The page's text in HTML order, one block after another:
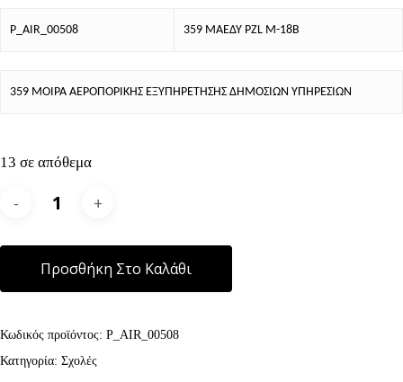
P_AIR_00508 359 ΜΑΕΔΥ PZL M-18B
359 ΜΟΙΡΑ ΑΕΡΟΠΟΡΙΚΗΣ ΕΞΥΠΗΡΕΤΗΣΗΣ ΔΗΜΟΣΙΩΝ ΥΠΗΡΕΣΙΩΝ
13 σε απόθεμα
Προσθήκη Στο Καλάθι
Κωδικός προϊόντος: P_AIR_00508
Κατηγορία: Σχολές